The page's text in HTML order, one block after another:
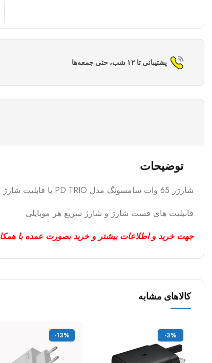
پشتیبانی تا ۱۲ شب، حتی جمعه‌ها
توضیحات
شارژر 65 وات سامسونگ مدل PD TRIO با قابلیت شارژ 3 دستگاه همزمان
قاببلیت های فست شارژ و شارژ سریع هر موبایلی
جهت خرید و اطلاعات بیشتر و خرید بصورت عمده با
کالاهای مشابه
-3%
-13%